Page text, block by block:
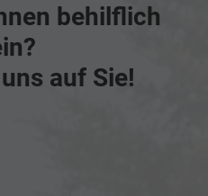
behilflich
uns auf Sie!